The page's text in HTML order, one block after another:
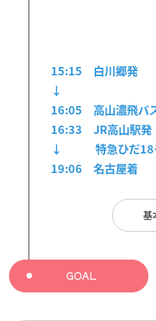
15:15 白川郷発
↓
16:05 高山濃飛バ
16:33 JR高山駅発
↓ 特急ひだ18
19:06 名古屋着
基
GOAL